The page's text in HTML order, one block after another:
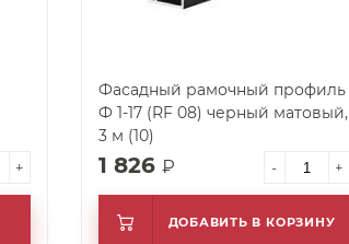
+
Фасадный рамочный профиль
Ф 1-17 (RF 08) черный матовый,
3 м (10)
1 826 ₽ - +
ДОБАВИТЬ В КОРЗИНУ